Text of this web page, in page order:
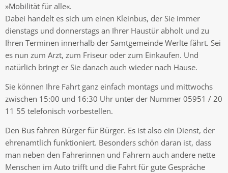
»Mobilität für alle«.
Dabei handelt es sich um einen Kleinbus, der Sie immer
dienstags und donnerstags an Ihrer Haustür abholt und zu
Ihren Terminen innerhalb der Samtgemeinde Werlte fährt. Sei
es nun zum Arzt, zum Friseur oder zum Einkaufen. Und
natürlich bringt er Sie danach auch wieder nach Hause.
Sie können Ihre Fahrt ganz einfach montags und mittwochs
zwischen 15:00 und 16:30 Uhr unter der Nummer 05951 / 20
11 55 telefonisch vorbestellen.
Den Bus fahren Bürger für Bürger. Es ist also ein Dienst, der
ehrenamtlich funktioniert. Besonders schön daran ist, dass
man neben den Fahrerinnen und Fahrern auch andere nette
Menschen im Auto trifft und die Fahrt für gute Gespräche